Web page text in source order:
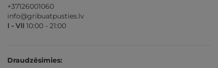
+37126001060
info@gribuatpusties.lv
I - VII 10:00 - 21:00
Draudzēsimies: